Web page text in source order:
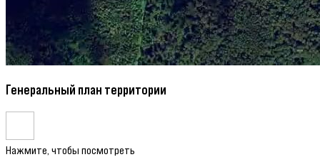
Генеральный план территории
Нажмите, чтобы посмотреть